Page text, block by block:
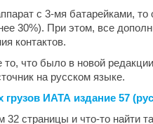
с 3-мя батарейками,
30%). При этом, все
контактов.
что было в новой
на русском языке.
ИАТА издание 57
страницы и что-то найти